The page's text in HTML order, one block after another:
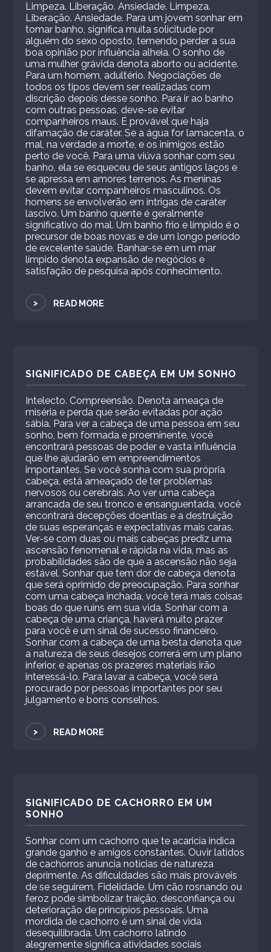
Limpeza. Liberação. Ansiedade. Limpeza.
Liberação. Ansiedade. Para um jovem sonhar em
tomar banho, significa muita solicitude por
alguém do sexo oposto, temendo perder a sua
boa opinião por influência alheia. O sonho de
uma mulher grávida denota aborto ou acidente.
Para um homem, adultério. Negociações de
todos os tipos devem ser realizadas com
discrição depois desse sonho. Para ir ao banho
com outras pessoas, deve-se evitar
companheiros maus. É provável que haja
difamação de caráter. Se a água for lamacenta, o
mal, na verdade a morte, e os inimigos estão
perto de você. Para uma viúva sonhar com seu
banho, ela se esqueceu de seus antigos laços e
se apressa em amores terrenos. As meninas
devem evitar companheiros masculinos. Os
homens se envolverão em intrigas de caráter
lascivo. Um banho quente é geralmente
significativo do mal. Um banho frio e límpido é o
precursor de boas novas e de um longo período
de excelente saúde. Banhar-se em um mar
límpido denota expansão de negócios e
satisfação de pesquisa após conhecimento.
> READ MORE
SIGNIFICADO DE CABEÇA EM UM SONHO
Intelecto. Compreensão. Denota ameaça de
miséria e perda que serão evitadas por ação
sábia. Para ver a cabeça de uma pessoa em seu
sonho, bem formada e proeminente, você
encontrará pessoas de poder e vasta influência
que lhe ajudarão em empreendimentos
importantes. Se você sonha com sua própria
cabeça, está ameaçado de ter problemas
nervosos ou cerebrais. Ao ver uma cabeça
arrancada de seu tronco e ensanguentada, você
encontrará decepções doentias e a destruição
de suas esperanças e expectativas mais caras.
Ver-se com duas ou mais cabeças prediz uma
ascensão fenomenal e rápida na vida, mas as
probabilidades são de que a ascensão não seja
estável. Sonhar que tem dor de cabeça denota
que será oprimido de preocupação. Para sonhar
com uma cabeça inchada, você terá mais coisas
boas do que ruins em sua vida. Sonhar com a
cabeça de uma criança, haverá muito prazer
para você e um sinal de sucesso financeiro.
Sonhar com a cabeça de uma besta denota que
a natureza de seus desejos correrá em um plano
inferior, e apenas os prazeres materiais irão
interessá-lo. Para lavar a cabeça, você será
procurado por pessoas importantes por seu
julgamento e bons conselhos.
> READ MORE
SIGNIFICADO DE CACHORRO EM UM
SONHO
Sonhar com um cachorro que te acaricia indica
grande ganho e amigos constantes. Ouvir latidos
de cachorros anuncia notícias de natureza
deprimente. As dificuldades são mais prováveis ​​
de se seguirem. Fidelidade. Um cão rosnando ou
feroz pode simbolizar traição, desconfiança ou
deterioração de princípios pessoais. Uma
mordida de cachorro é um sinal de vida
desequilibrada. Um cachorro latindo
alegremente significa atividades sociais